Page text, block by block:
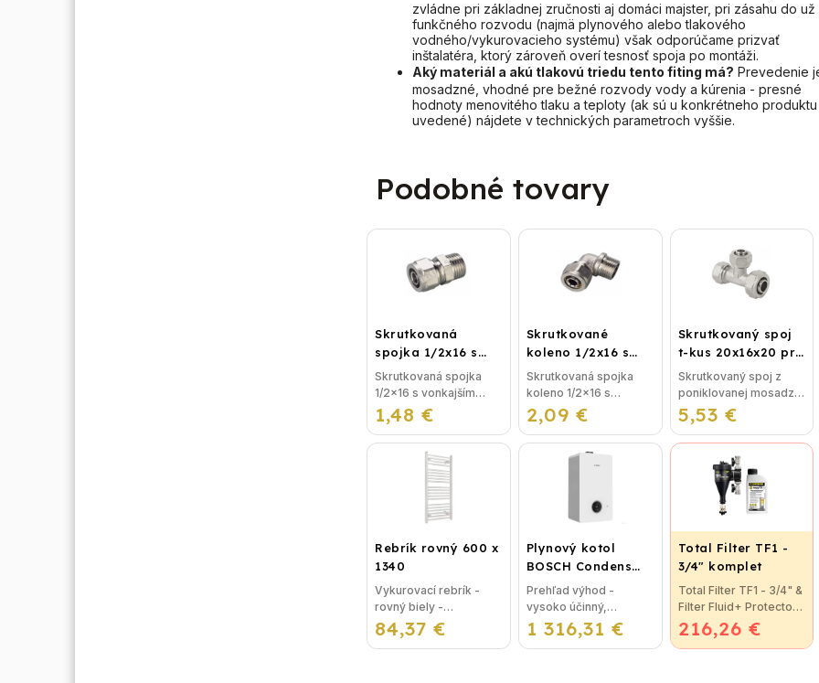
zvládne pri základnej zručnosti aj domáci majster, pri zásahu do už
funkčného rozvodu (najmä plynového alebo tlakového
vodného/vykurovacieho systému) však odporúčame prizvať
inštalatéra, ktorý zároveň overí tesnosť spoja po montáži.
Aký materiál a akú tlakovú triedu tento fiting má? Prevedenie
mosadzné, vhodné pre bežné rozvody vody a kúrenia - presné
hodnoty menovitého tlaku a teploty (ak sú u konkrétneho produktu
uvedené) nájdete v technických parametroch vyššie.
Podobné tovary
Skrutkovaná
spojka 1/2x16 s
vonkajším závitom
1,48 €
Skrutkovaná spojka
1/2x16 s vonkajším
závitom bez nutnosti
lisovania, použitie pre
plastohlikové potrubie
na vodu alebo kúrenie.
Skrutkované
koleno 1/2x16 s
vonkajším závitom
2,09 €
Skrutkovaná spojka
koleno 1/2x16 s
vonkajším závitom bez
nutnosti lisovania,
použitie pre
plastohlikové potrubie
Skrutkovaný spoj
t-kus 20x16x20 pre
plastohliník
5,53 €
Skrutkovaný spoj z
poniklovanej mosadze
T-kus 20x16x20 bez
nutnosti lisovania,
použitie pre
plastohlikové potrubie
na vodu alebo
kúrenie....
Rebrík rovný 600 x
1340
84,37 €
Vykurovací rebrík -
rovný biely -
rozmer: 600 x 1340
mm - určený na
Plynový kotol
BOSCH Condens
GC2300iW 24 P -
Závesný
kondenzačný
vykurovací kotol
1 316,31 €
Prehľad výhod -
vysoko účinný,
priestorovo úsporný -
intuitivne ovládaný LCD
Total Filter TF1 -
3/4" komplet
216,26 €
Total Filter TF1 - 3/4" &
Filter Fluid+ Protector
Prevratná novinka
vo filtrácií vykurovacej